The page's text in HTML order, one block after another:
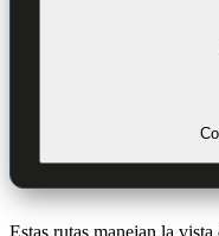
Estas rutas manejan la